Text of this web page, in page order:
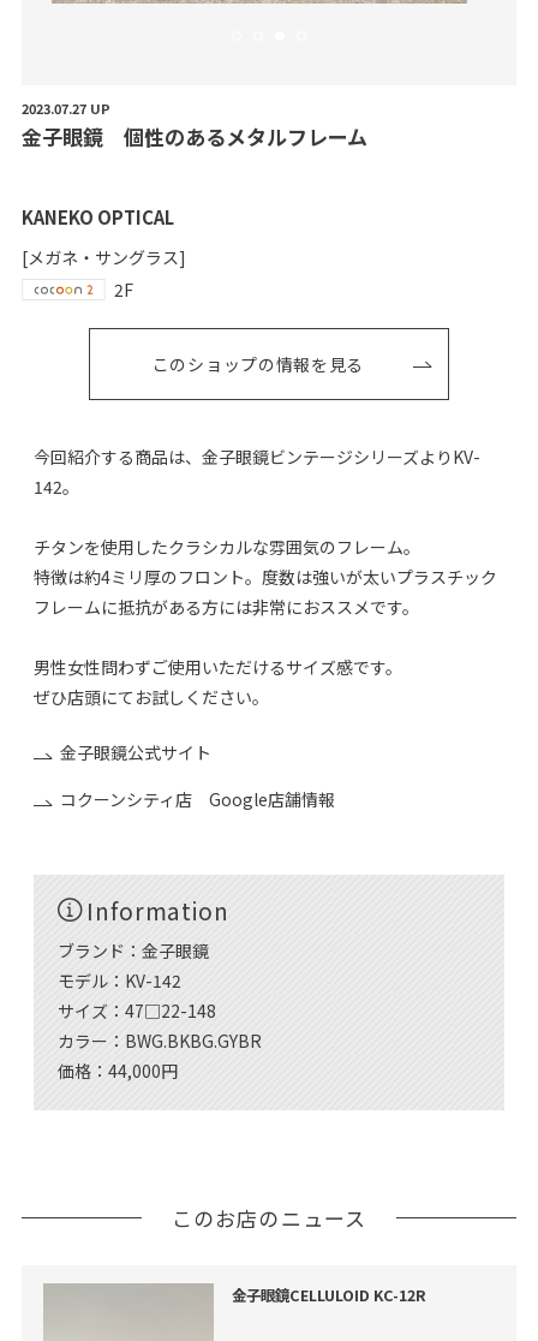
2023.07.27 UP
金子眼鏡 個性のあるメタルフ レーム
KANEKO OPTICAL
[メガネ・サングラス]
2F
このショップの情報を見る
今回紹介する商品は、金子眼鏡ビンテージシリーズよりKV-
142。
チタンを使用したクラシカルな雰囲気のフレーム。
特徴は約4ミリ厚のフロント。度数は強いが太いプラスチック
フレームに抵抗がある方には非常におススメです。
男性女性問わずご使用いただけるサイズ感です。
ぜひ店頭にてお試しください。
金子眼鏡公式サイト
コクーンシティ店 Google店舗情報
Information
ブランド：金子眼鏡
モデル：KV-142
サイズ：47□22-148
カラー：BWG.BKBG.GYBR
価格：44,000円
このお店のニュース
金子眼鏡CELLULOID KC-12R